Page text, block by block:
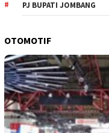
PJ BUPATI JOMBANG
OTOMOTIF